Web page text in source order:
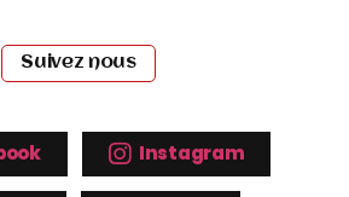
Suivez nous
Instagram